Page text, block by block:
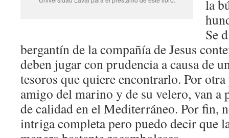
la
Se
bergantín de la compañía de Jesus
deben jugar con prudencia a causa de
tesoros que quiere encontrarlo. Por
amigo del marino y de su velero, van a
de calidad en el Mediterráneo. Por fin,
intriga completa pero puedo decir que